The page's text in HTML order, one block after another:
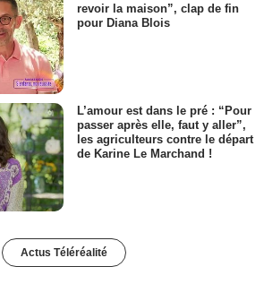
revoir la maison”, clap de fin
pour Diana Blois
L’amour est dans le pré : “Pour
passer après elle, faut y aller”,
les agriculteurs contre le départ
de Karine Le Marchand !
Actus Téléréalité